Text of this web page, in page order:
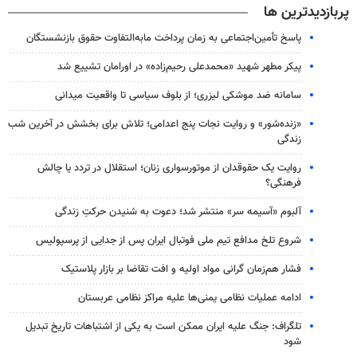
پربازدیدترین ها
پاسخ تأمین‌اجتماعی به زمان پرداخت مابه‌التفاوت حقوق بازنشستگان
پیکر مطهر شهید «محمدعلی رحیم‌زاده» در اورامان تشییع شد
سامانه ضد موشکی لیزری؛ از بلوف سیاسی تا واقعیت میدانی
«زنده‌شور» و روایت نجات پنج اعدامی؛ تلاش برای بخشش در آخرین شب
زندگی
روایت یک حقوقدان از موتورسواری زنان؛ استقلال در تردد یا چالش
فرهنگی؟
آلبوم «آسیمه سر» منتشر شد؛ دعوت به شنیدن حرکتِ زندگی
شروع تلخ مدافع تیم ملی فوتبال ایران پس از جدایی از پرسپولیس
فشار هم‌زمان گرانی مواد اولیه و افت تقاضا بر بازار پلاستیک
ادامه عملیات نظامی یمنی‌ها علیه مراکز نظامی عربستان
تلگراف: جنگ علیه ایران ممکن است به یکی از اشتباهات تاریخ تبدیل
شود